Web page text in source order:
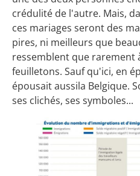
crédulité de l'autre. Mais,
ces mariages seront des
pires, ni meilleurs que
ressemblent que rarement
feuilletons. Sauf qu'ici, en
épousait aussila Belgique.
ses clichés, ses symboles...